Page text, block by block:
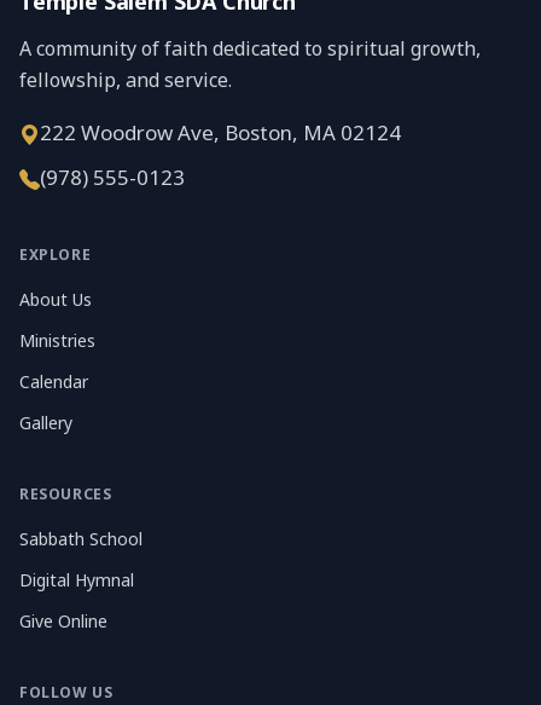
A community of faith dedicated to spiritual growth,
fellowship, and service.
222 Woodrow Ave, Boston, MA 02124
(978) 555-0123
EXPLORE
About Us
Ministries
Calendar
Gallery
RESOURCES
Sabbath School
Digital Hymnal
Give Online
FOLLOW US